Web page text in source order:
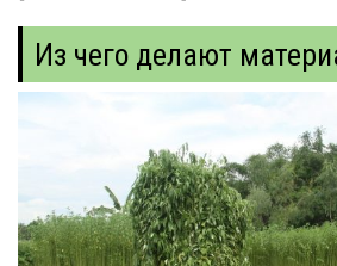
Из чего делают